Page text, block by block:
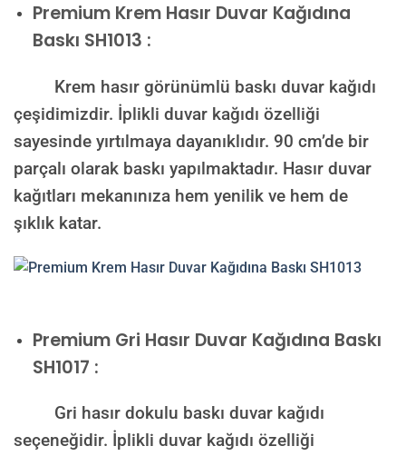
Premium Krem Hasır Duvar Kağıdına
Baskı SH1013 :
Krem hasır görünümlü baskı duvar kağıdı
çeşidimizdir. İplikli duvar kağıdı özelliği
sayesinde yırtılmaya dayanıklıdır. 90 cm’de bir
parçalı olarak baskı yapılmaktadır. Hasır duvar
kağıtları mekanınıza hem yenilik ve hem de
şıklık katar.
Premium Gri Hasır Duvar Kağıdına Baskı
SH1017 :
Gri hasır dokulu baskı duvar kağıdı
seçeneğidir. İplikli duvar kağıdı özelliği